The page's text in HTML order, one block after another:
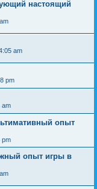
настоящий
am
pm
am
опыт
pm
опыт игры в